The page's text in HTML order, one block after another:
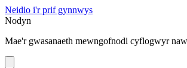
Neidio i'r prif gynnwys
Nodyn
Mae'r gwasanaeth mewngofnodi cyflogwyr